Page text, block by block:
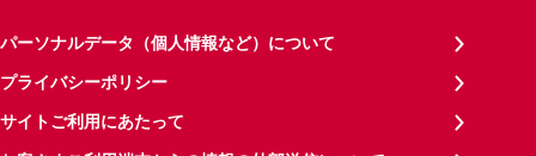
パーソナルデータ（個人情報など）について
プライバシーポリシー
サイトご利用にあたって